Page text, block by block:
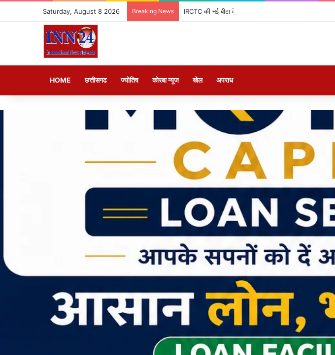
Saturday, August 8 2026 Breaking News IRCTC की नई बीटा वेबसाइट से फटाफट बुक होगा तत्काल
HOME छत्तीसगढ ज्योतिष कोरबा न्यूज खेल अपराध